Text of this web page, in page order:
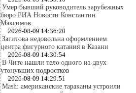
Умер бывший руководитель зарубежных
бюро РИА Новости Константин
Максимов
2026-08-09 14:36:20
Загитова недовольна оформлением
центра фигурного катания в Казани
2026-08-09 14:30:54
В Чите нашли тело одного из двух
утонувших подростков
2026-08-09 14:29:51
Mash: американские тараканы устроили